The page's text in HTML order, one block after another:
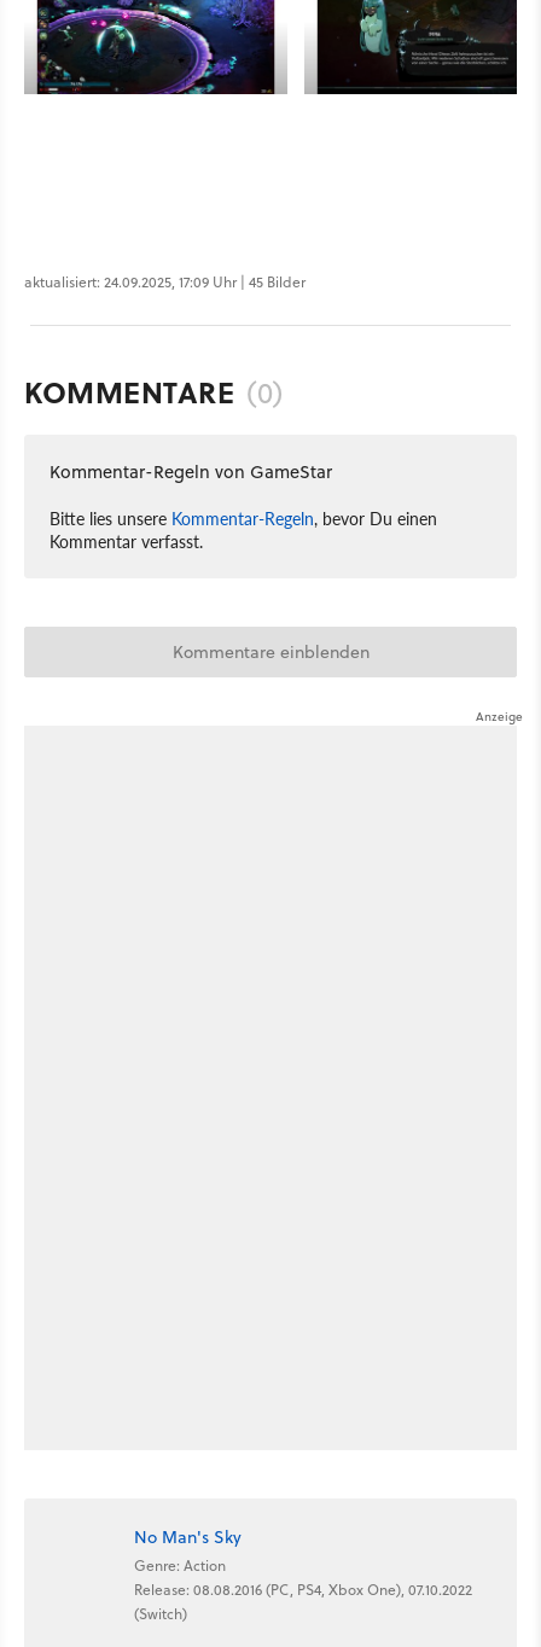
aktualisiert: 24.09.2025, 17:09 Uhr | 45 Bilder
KOMMENTARE (0)
Kommentar-Regeln von GameStar
Bitte lies unsere Kommentar-Regeln, bevor Du einen
Kommentar verfasst.
Kommentare einblenden
No Man's Sky
Genre: Action
Release: 08.08.2016 (PC, PS4, Xbox One), 07.10.2022
(Switch)